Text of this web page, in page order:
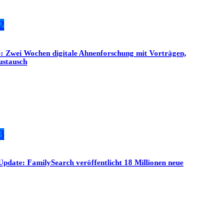
2
Zwei Wochen digitale Ahnenforschung mit Vorträgen,
FamilySearch veröffentlicht 18 Millionen neue